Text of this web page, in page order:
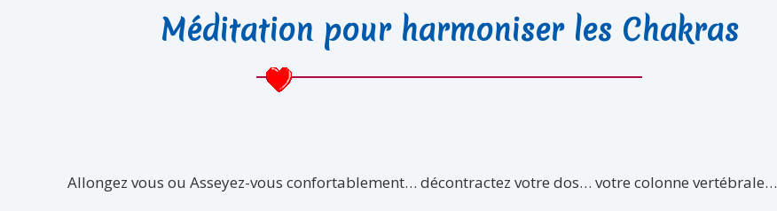
Méditation pour harmoniser les Chakras
Allongez vous ou Asseyez-vous confortablement… décontractez votre dos… votre colonne vertébrale…